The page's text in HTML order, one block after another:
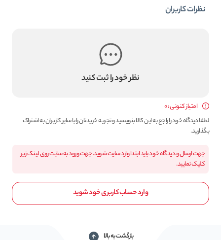
نظرات کاربران
نظر خود را ثبت کنید
امتیاز کنونی : 0
لطفا دیدگاه خود را راجع به این کالا بنویسید و تجربه خریدتان را با سایر کاربران به اشتراک
بگذارید.
جهت ارسال و دیدگاه خود باید ابتدا وارد سایت شوید. جهت ورود به سایت روی لینک زیر
کلیک نمایید.
وارد حساب کاربری خود شوید
بازگشت به بالا